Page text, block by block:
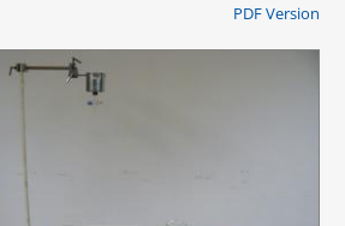
PDF Version